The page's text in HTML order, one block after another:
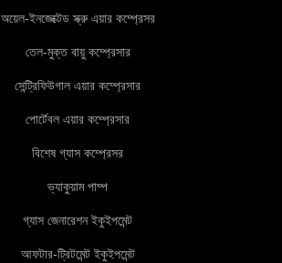
অয়েল-ইনজেক্টেড স্ক্রু এয়ার কম্প্রেসর
তেল-মুক্ত বায়ু কম্প্রেসার
সেন্ট্রিফিউগাল এয়ার কম্প্রেসার
পোর্টেবল এয়ার কম্প্রেসার
বিশেষ গ্যাস কম্প্রেসর
ভ্যাকুয়াম পাম্প
গ্যাস জেনারেশন ইকুইপমেন্ট
আফটার-ট্রিটমেন্ট ইকুইপমেন্ট